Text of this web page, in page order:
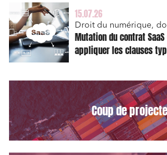
15.07.26
Droit du numérique,
Mutation du contrat
appliquer les clauses
Coup de